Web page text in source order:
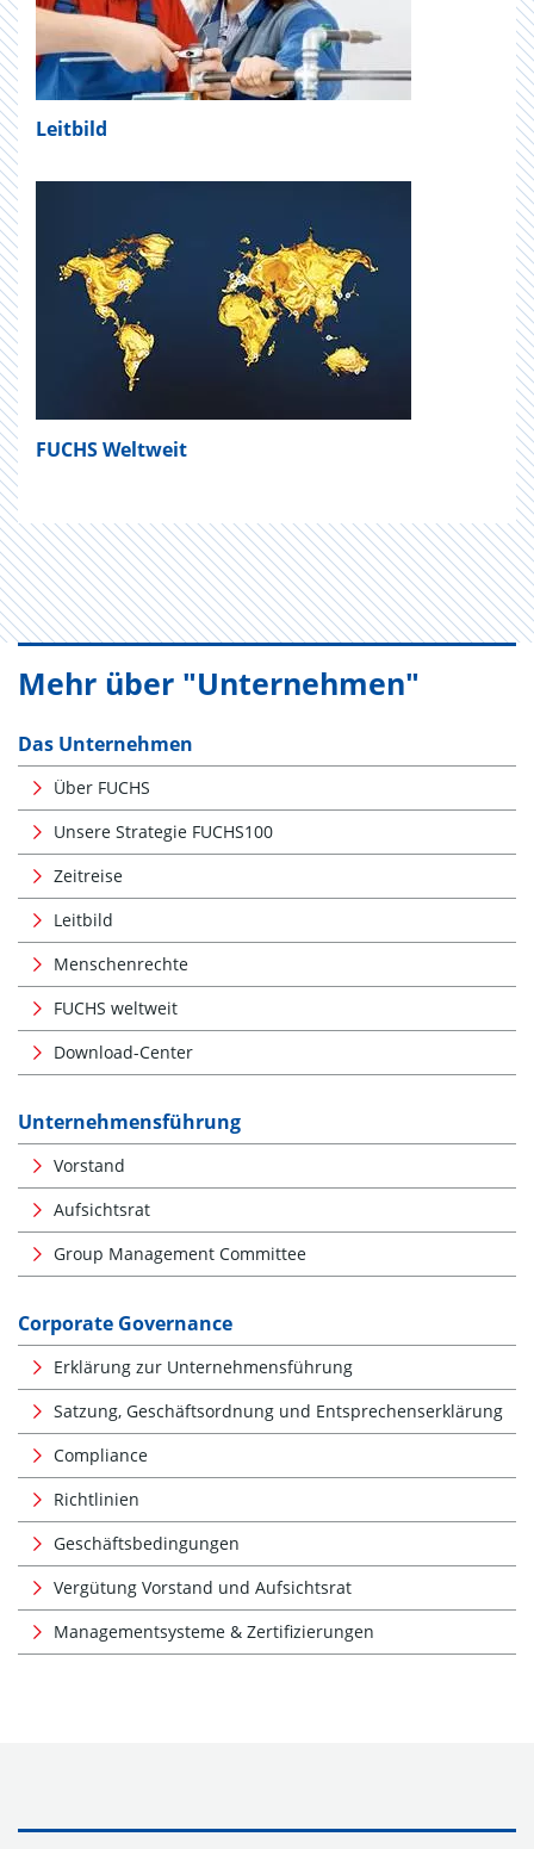
Leitbild
FUCHS Weltweit
Mehr über "Unternehmen"
Das Unternehmen
Über FUCHS
Unsere Strategie FUCHS100
Zeitreise
Leitbild
Menschenrechte
FUCHS weltweit
Download-Center
Unternehmensführung
Vorstand
Aufsichtsrat
Group Management Committee
Corporate Governance
Erklärung zur Unternehmensführung
Satzung, Geschäftsordnung und Entsprechenserklärung
Compliance
Richtlinien
Geschäftsbedingungen
Vergütung Vorstand und Aufsichtsrat
Managementsysteme & Zertifizierungen